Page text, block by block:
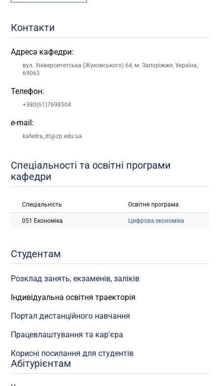
Контакти
Адреса кафедри:
вул. Університетська (Жуковського) 64, м. Запоріжжя, Україна,
69063
Телефон:
+380(61)7698504
e-mail:
kafedra_itt@zp.edu.ua
Спеціальності та освітні програми
кафедри
Спеціальність Освітня програма
051 Економіка Цифрова економіка
Студентам
Розклад занять, екзаменів, заліків
Індивідуальна освітня траекторія
Портал дистанційного навчання
Працевлаштування та кар'єра
Корисні посилання для студентів
Абітурієнтам